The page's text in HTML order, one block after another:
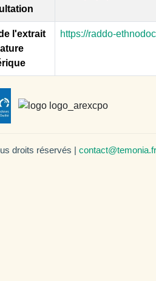
l'extrait
https://raddo-
droits réservés | contact@temonia.fr